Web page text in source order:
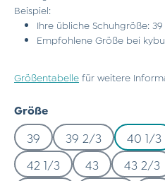
Beispiel:
Ihre übliche Schuhgröße: 39
Empfohlene Größe bei
Größentabelle für weitere
Größeauswählen
39 39 2/3 40 1/3
42 1/3
43 43 2/3